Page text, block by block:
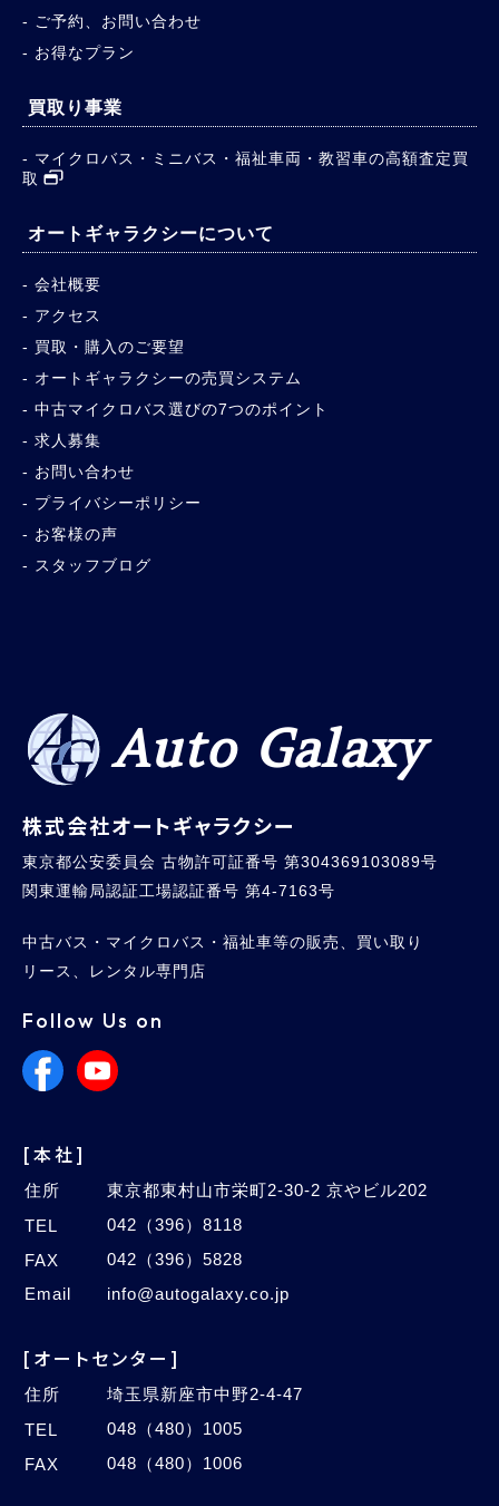
ご予約、お問い合わせ
お得なプラン
買取り事業
マイクロバス・ミニバス・福祉車両・教習車の高額査定買
取
オートギャラクシーについて
会社概要
アクセス
買取・購入のご要望
オートギャラクシーの売買システム
中古マイクロバス選びの7つのポイント
求人募集
お問い合わせ
プライバシーポリシー
お客様の声
スタッフブログ
Auto Galaxy
株式会社オートギャラクシー
東京都公安委員会 古物許可証番号 第304369103089号
関東運輸局認証工場認証番号 第4-7163号
中古バス・マイクロバス・福祉車等の販売、買い取り
リース、レンタル専門店
Follow Us on
[本社]
住所
東京都東村山市栄町2-30-2 京やビル202
TEL
042（396）8118
FAX
042（396）5828
Email
info@autogalaxy.co.jp
[オートセンター]
住所
埼玉県新座市中野2-4-47
TEL
048（480）1005
FAX
048（480）1006